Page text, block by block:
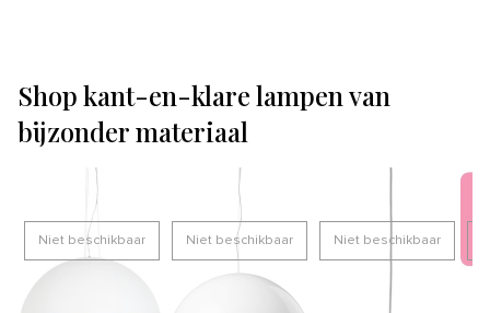
Shop kant-en-klare lampen van
bijzonder materiaal
Niet beschikbaar Niet beschikbaar Niet beschikbaar